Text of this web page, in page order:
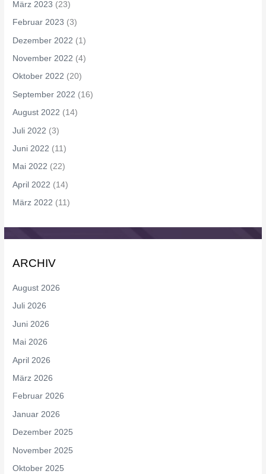
März 2023 (23)
Februar 2023 (3)
Dezember 2022 (1)
November 2022 (4)
Oktober 2022 (20)
September 2022 (16)
August 2022 (14)
Juli 2022 (3)
Juni 2022 (11)
Mai 2022 (22)
April 2022 (14)
März 2022 (11)
ARCHIV
August 2026
Juli 2026
Juni 2026
Mai 2026
April 2026
März 2026
Februar 2026
Januar 2026
Dezember 2025
November 2025
Oktober 2025